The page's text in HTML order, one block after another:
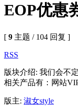
EOP优惠
[ 9 主题 / 104 回复 ]
RSS
版块介绍: 我们会不
相关产品有：网站
版主: 淑女style